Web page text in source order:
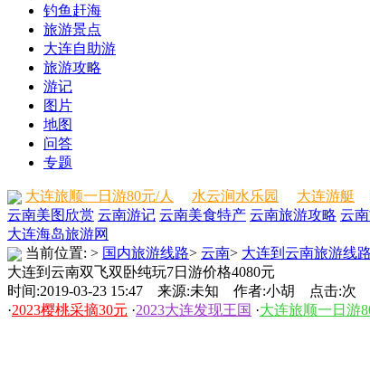
钓鱼赶海
旅游景点
大连自助游
旅游攻略
游记
图片
地图
问答
专题
大连旅顺一日游80元/人 水云涧水乐园 大连游艇
云南美图欣赏 云南游记 云南美食特产 云南旅游攻略 云
大连海岛旅游网
当前位置: > 国内旅游线路> 云南> 大连到云南旅游线路
大连到云南双飞双卧纯玩7日游价格4080元
时间:2019-03-23 15:47 来源:未知 作者:小胡 点击:次
·2023樱桃采摘30元 ·2023大连发现王国 ·大连旅顺一日游